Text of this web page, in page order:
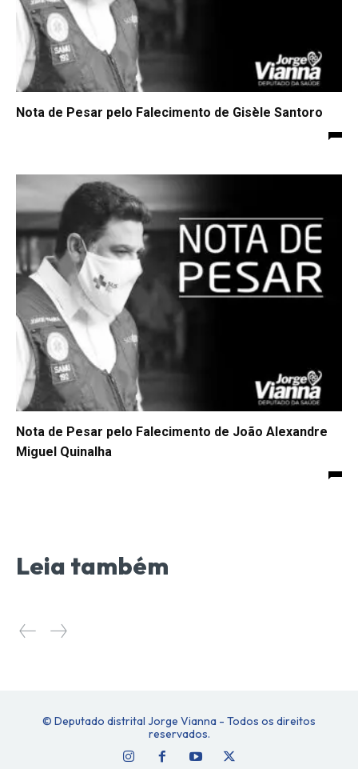
Nota de Pesar pelo Falecimento de Gisèle Santoro
Nota de Pesar pelo Falecimento de João Alexandre
Miguel Quinalha
Leia também
© Deputado distrital Jorge Vianna - Todos os direitos
reservados.